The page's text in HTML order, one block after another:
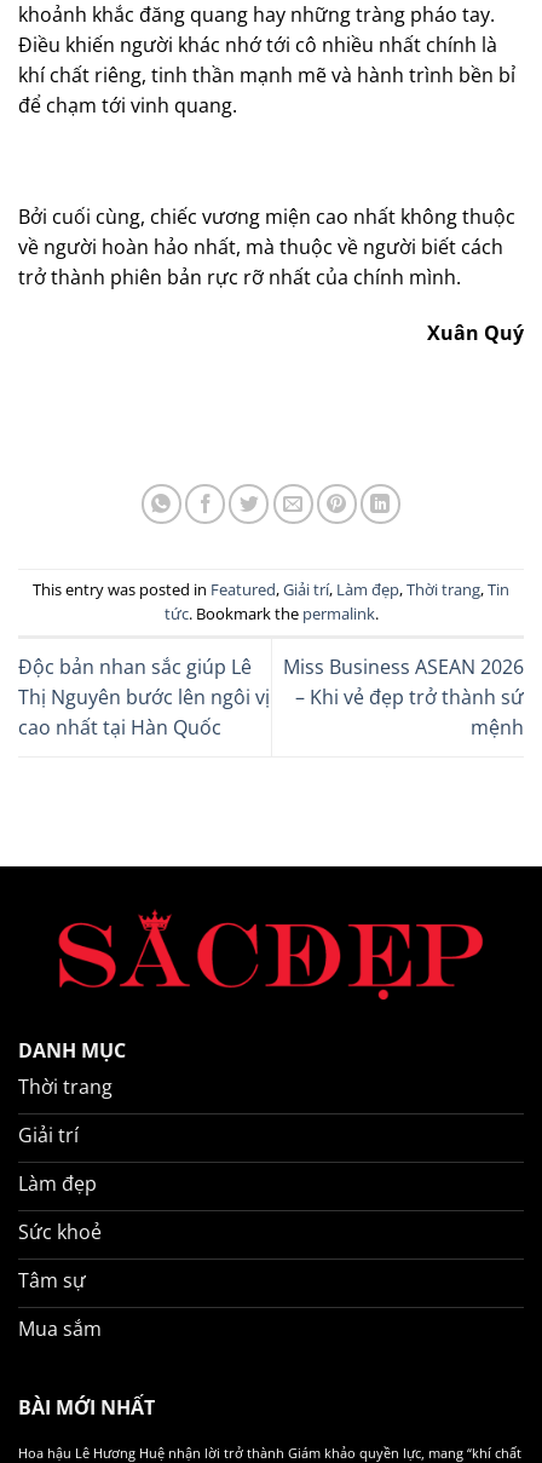
khoảnh khắc đăng quang hay những tràng pháo tay.
Điều khiến người khác nhớ tới cô nhiều nhất chính là
khí chất riêng, tinh thần mạnh mẽ và hành trình bền bỉ
để chạm tới vinh quang.
Bởi cuối cùng, chiếc vương miện cao nhất không thuộc
về người hoàn hảo nhất, mà thuộc về người biết cách
trở thành phiên bản rực rỡ nhất của chính mình.
Xuân Quý
This entry was posted in Featured,Giải trí, Làm đẹp,Thời trang,Tin
tức. Bookmark the permalink.
Độc bản nhan sắc giúp Lê
Thị Nguyên bước lên ngôi vị
cao nhất tại Hàn Quốc
Miss Business ASEAN 2026
– Khi vẻ đẹp trở thành sứ
mệnh
DANH MỤC
Thời trang
Giải trí
Làm đẹp
Sức khoẻ
Tâm sự
Mua sắm
BÀI MỚI NHẤT
Hoa hậu Lê Hương Huệ nhận lời trở thành Giám khảo quyền lực, mang “khí chất